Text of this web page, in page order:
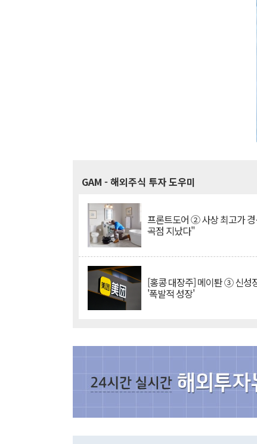
GAM - 해외주식 투자 도우미
프론트도어 ② 사상 최고가
곡점 지났다"
[홍콩 대장주] 메이퇀 ③ 신성
'폭발적 성장'